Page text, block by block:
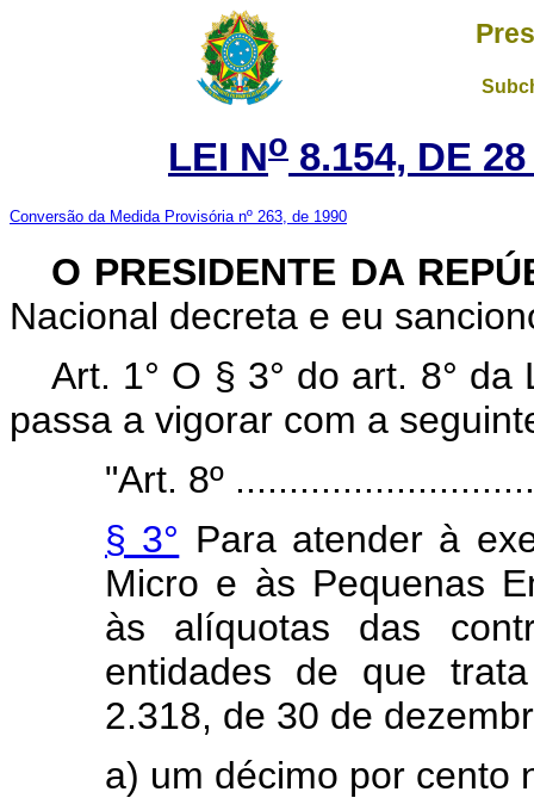
LEI No 8.154, DE
Conversão da Medida Provisória nº 263, de 1990
O PRESIDENTE DA
Nacional decreta e eu
Art. 1° O § 3° do art. 8°
passa a vigorar com a
"Art. 8º
§ 3° Para atender à
Micro e às Pequenas
às alíquotas das
entidades de que
2.318, de 30 de
a) um décimo por cento